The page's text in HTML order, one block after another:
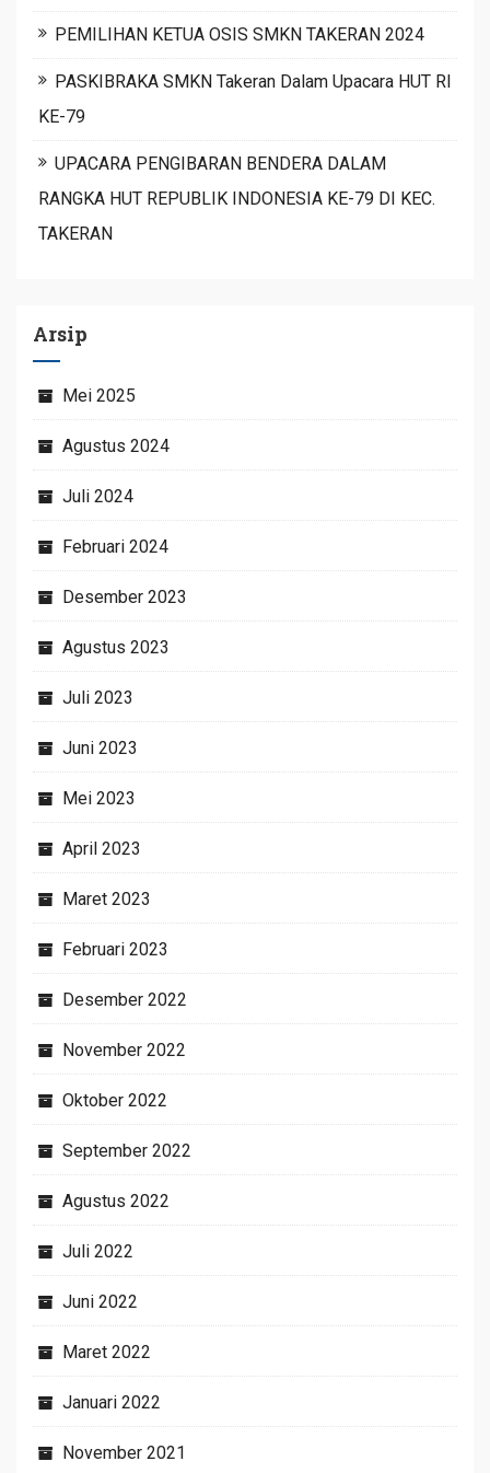
PEMILIHAN KETUA OSIS SMKN TAKERAN 2024
PASKIBRAKA SMKN Takeran Dalam Upacara HUT RI
KE-79
UPACARA PENGIBARAN BENDERA DALAM
RANGKA HUT REPUBLIK INDONESIA KE-79 DI KEC.
TAKERAN
Arsip
Mei 2025
Agustus 2024
Juli 2024
Februari 2024
Desember 2023
Agustus 2023
Juli 2023
Juni 2023
Mei 2023
April 2023
Maret 2023
Februari 2023
Desember 2022
November 2022
Oktober 2022
September 2022
Agustus 2022
Juli 2022
Juni 2022
Maret 2022
Januari 2022
November 2021